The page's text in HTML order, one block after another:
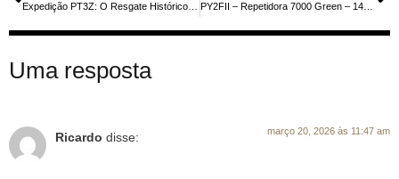
PY2FII – Repetidora 7000 Green – 147,000 +600 82,5 é Ativada | ABM Digital Radio Campinas
Uma resposta
Ricardo disse: março 20, 2026 às 11:47 am